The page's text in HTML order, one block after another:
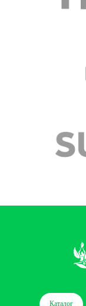
Каталог